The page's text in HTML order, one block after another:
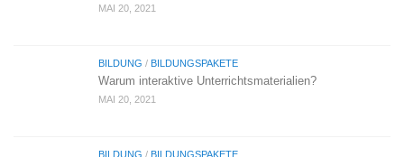
MAI 20, 2021
BILDUNG / BILDUNGSPAKETE
Warum interaktive Unterrichtsmaterialien?
MAI 20, 2021
BILDUNG / BILDUNGSPAKETE